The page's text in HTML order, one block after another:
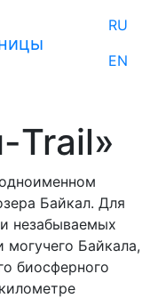
RU
EN
Trail»
Байкал. Для
незабываемых
могучего Байкала,
биосферного